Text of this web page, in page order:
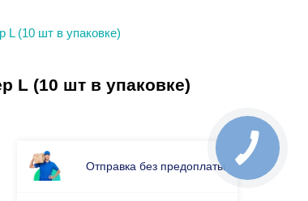
L (10 шт в упаковке)
L (10 шт в упаковке)
Отправка без предоплаты